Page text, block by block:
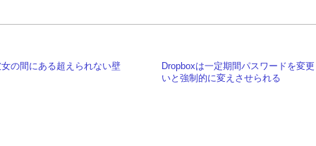
の間にある超えられない壁
Dropboxは一定期間パスワードを変
いと強制的に変えさせられる